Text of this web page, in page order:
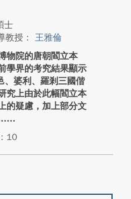
士
教授： 王雅倫
物院的唐朝閻立本
學界的考究結果顯示
、婆利、羅剎三國偕
究上由於此幅閻立本
的疑慮，加上部分文
10